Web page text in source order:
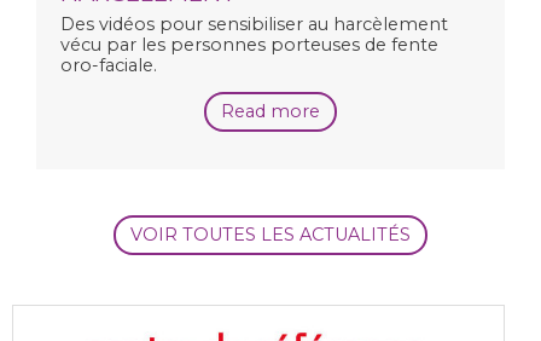
Des vidéos pour sensibiliser au harcèlement
vécu par les personnes porteuses de fente
oro-faciale.
Read more
VOIR TOUTES LES ACTUALITÉS